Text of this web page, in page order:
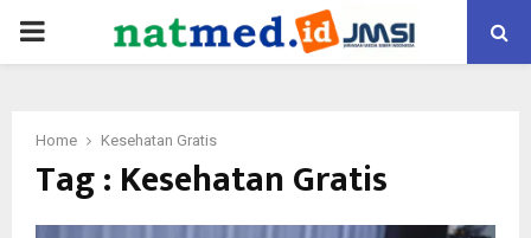
PRIMARY
Home Kesehatan Gratis
Tag : Kesehatan Gratis